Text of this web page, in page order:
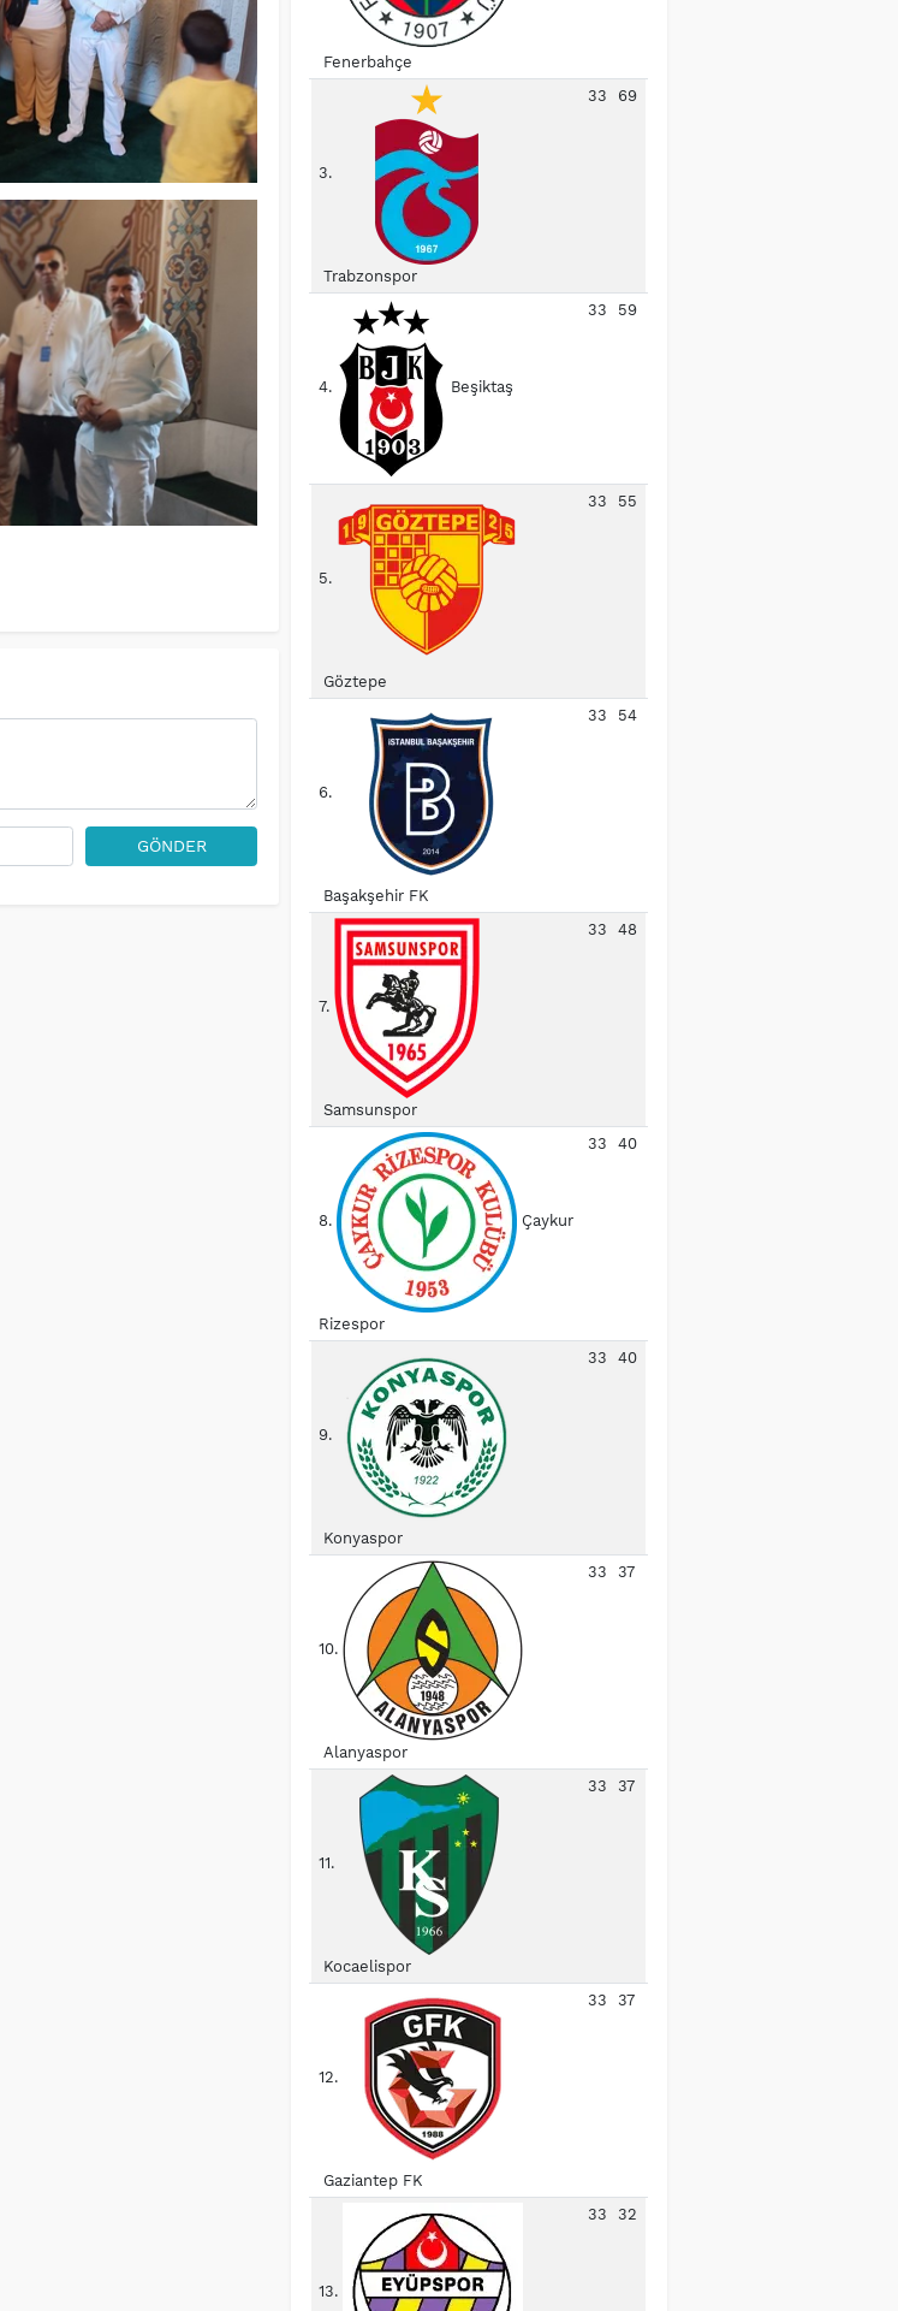
GÖNDER
Fenerbahçe
3.
Trabzonspor
33 69
4. Beşiktaş
33 59
5.
Göztepe
33 55
6.
Başakşehir FK
33 54
7.
Samsunspor
33 48
8. Çaykur
Rizespor
33 40
9.
Konyaspor
33 40
10.
Alanyaspor
33 37
11.
Kocaelispor
33 37
12.
Gaziantep FK
33 37
13.
33 32